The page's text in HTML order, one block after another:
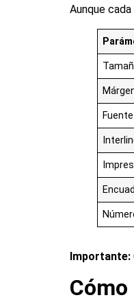
Aunque
Fuente
Importante: